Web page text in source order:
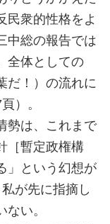
民衆的性格をよ
中総の報告では
全体としての
だ！）の流れに
）。
勢は、これまで
［暫定政権構
」という幻想が
が先に指摘し
い。